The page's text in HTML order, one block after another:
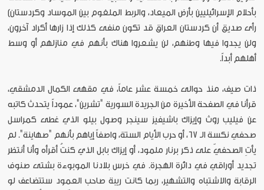
بأحلام الإسرائيليين بأرض الميعاد، والربط الملغوم بين الموساد وكردستان)
رأى صديق أن كردستان العراق قد تكون منفى كذلك إذا زارها أكراد آخرون،
ولن يجدوا فيها وطنهم، لن يشعروا هناك بأنهم في منازلهم أو وسط
أهلهم أبداً.
ذات صيف، منذ حوالى خمسة عشر عاماً، في مقهى الكمال الدمشقي،
قرأنا في الصفحة الأخيرة من الجريدة السورية "تشرين"، عموداً يتحدث كاتبه
عن فيليب روث وإيزاك باشيفيز سينجر وصول بيلو الذي غطى كمراسل
صحفي نكسة الـ 67، أو حرب الأيام الستة، واصفاً إياهم بأنهم "صهاينة". لم
يأتِ الصحفيّ على ذكر برنار ملمود، أو إيزاك بابل الذي كنتُ أقرأه وأنا أنتظر
تجديد أوراقي في دائرة الهجرة. في خرس بلادنا الموبوءة بشتى صنوف
الرقابة والاشتباه والتشهير، ربما كانت ريبة صاحب العمود ستتضاعف لو